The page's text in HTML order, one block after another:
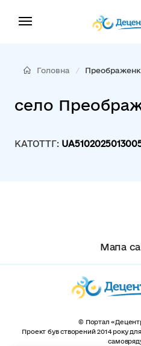
Головна
село
КАТОТТГ:
Мапа
© Портал
Проект був створений 2014 року